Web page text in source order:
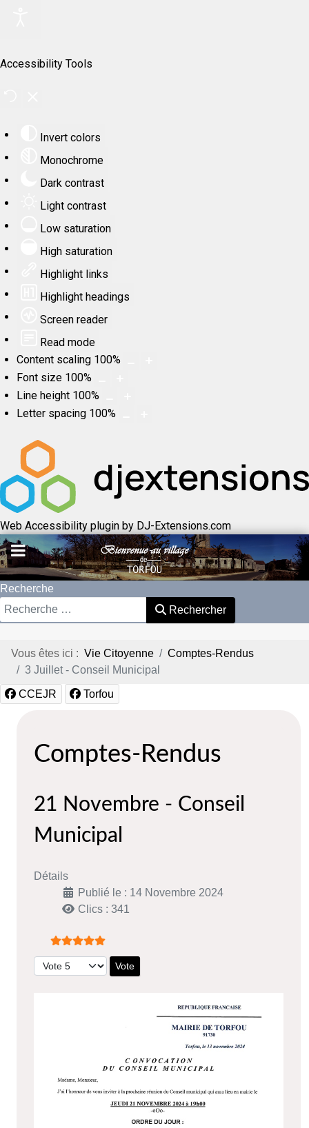
Accessibility Tools
Invert colors
Monochrome
Dark contrast
Light contrast
Low saturation
High saturation
Highlight links
Highlight headings
Screen reader
Read mode
Content scaling 100%
Font size 100%
Line height 100%
Letter spacing 100%
Web Accessibility plugin by DJ-Extensions.com
Recherche
Rechercher
Vous êtes ici : Vie Citoyenne
Comptes-Rendus
3 Juillet - Conseil Municipal
CCEJR Torfou
Comptes-Rendus
21 Novembre - Conseil
Municipal
Détails
Publié le : 14 Novembre 2024
Clics : 341
Vote utilisateur:5/5
Veuillez voter